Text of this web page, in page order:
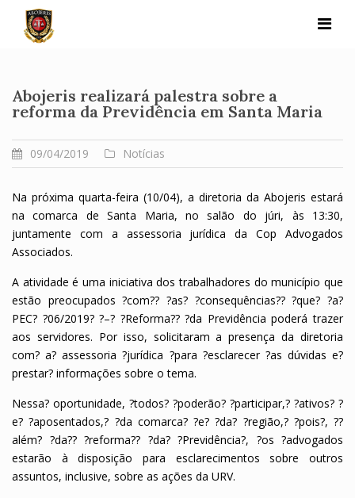
content
Abojeris realizará palestra sobre a
reforma da Previdência em Santa Maria
09/04/2019 Notícias
Na próxima quarta-feira (10/04), a diretoria da Abojeris estará
na comarca de Santa Maria, no salão do júri, às 13:30,
juntamente com a assessoria jurídica da Cop Advogados
Associados.
A atividade é uma iniciativa dos trabalhadores do município que
estão preocupados ?com?? ?as? ?consequências?? ?que? ?a?
PEC? ?06/2019? ?–? ?Reforma?? ?da Previdência poderá trazer
aos servidores. Por isso, solicitaram a presença da diretoria
com? a? assessoria ?jurídica ?para ?esclarecer ?as dúvidas e?
prestar? informações sobre o tema.
Nessa? oportunidade, ?todos? ?poderão? ?participar,? ?ativos? ?
e? ?aposentados,? ?da comarca? ?e? ?da? ?região,? ?pois?, ??
além? ?da?? ?reforma?? ?da? ?Previdência?, ?os ?advogados
estarão à disposição para esclarecimentos sobre outros
assuntos, inclusive, sobre as ações da URV.